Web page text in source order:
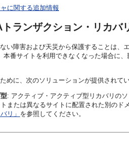
に関する追加情報
ランザクション・リカバ
い障害および天災から保護することは
本番サイトを利用できなくなった場合に
めに、次のソリューションが提供されて
: アクティブ・アクティブ型リカバリの
または異なるサイトに配置された別の
リ」 を参照してください。